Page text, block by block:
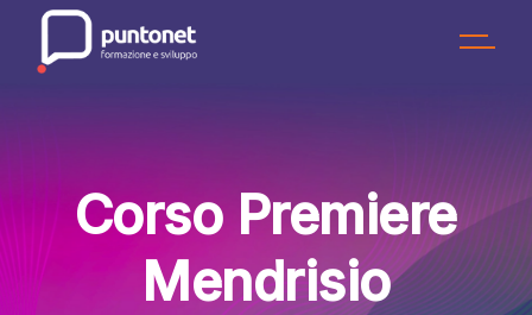
content
Corso Premiere
Mendrisio